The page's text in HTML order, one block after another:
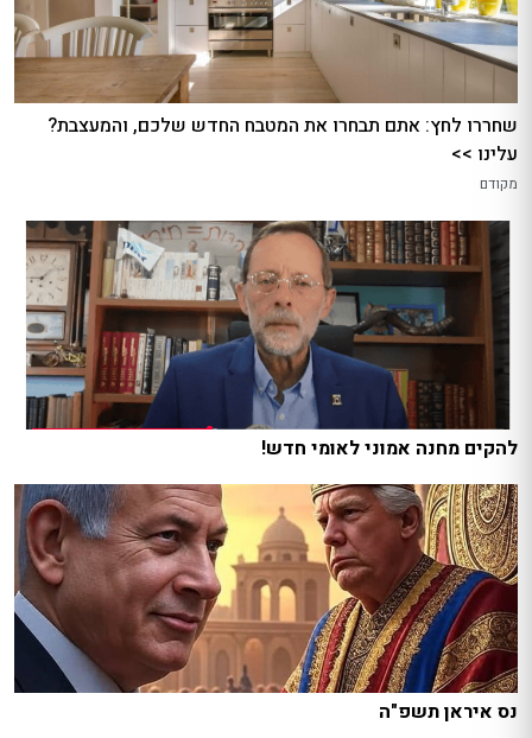
שחררו לחץ: אתם תבחרו את המטבח החדש שלכם, והמעצבת?
עלינו >>
מקודם
להקים מחנה אמוני לאומי חדש!
נס איראן תשפ"ה